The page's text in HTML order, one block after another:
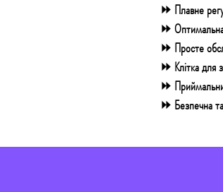
⏩ Плавне
⏩
⏩ Просте
⏩ Клітка для
⏩
⏩ Безпечна